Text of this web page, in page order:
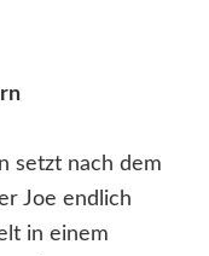
setzt nach dem
Joe endlich
in einem